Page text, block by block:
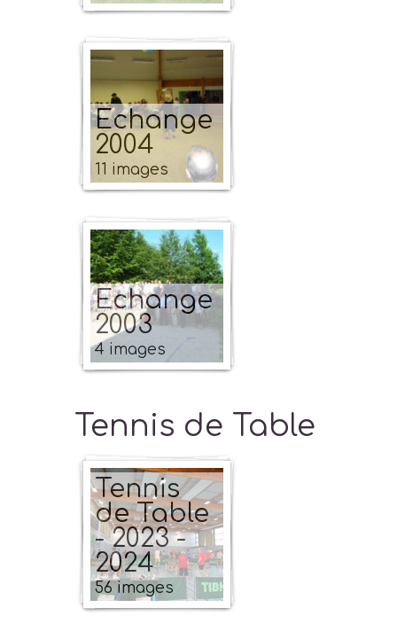
Echange
2004
11 images
Echange
2003
4 images
Tennis de Table
Tennis
de Table
- 2023 -
2024
56 images